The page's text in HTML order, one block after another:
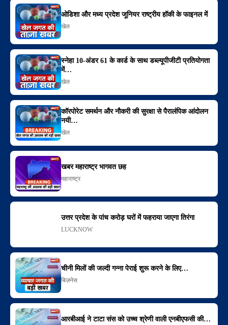
ओडिशा और मध्य प्रदेश जूनियर राष्ट्रीय हॉकी के फाइनल में
खेल
स्नेहा 10-अंडर 61 के कार्ड के साथ डब्ल्यूपीजीटी प्रतियोगता
में…
खेल
कॉरपोरेट समर्थन और नौकरी की सुरक्षा से पैरालंपिक आंदोलन
नयी…
खेल
खबर महाराष्ट्र भागवत छह
महाराष्ट्र
उत्तर प्रदेश के पांच करोड़ घरों में फहराया जाएगा तिरंगा
LUCKNOW
चीनी मिलों की जल्दी गन्ना पेराई शुरू करने के लिए…
बिज़नेस
आरबीआई ने टाटा संस को उच्च श्रेणी वाली एनबीएफसी की…